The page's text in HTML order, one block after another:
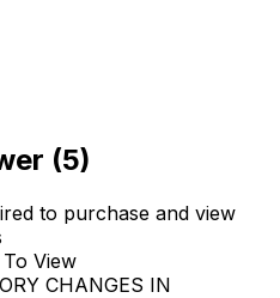
(5)
to purchase and view
View
CHANGES IN